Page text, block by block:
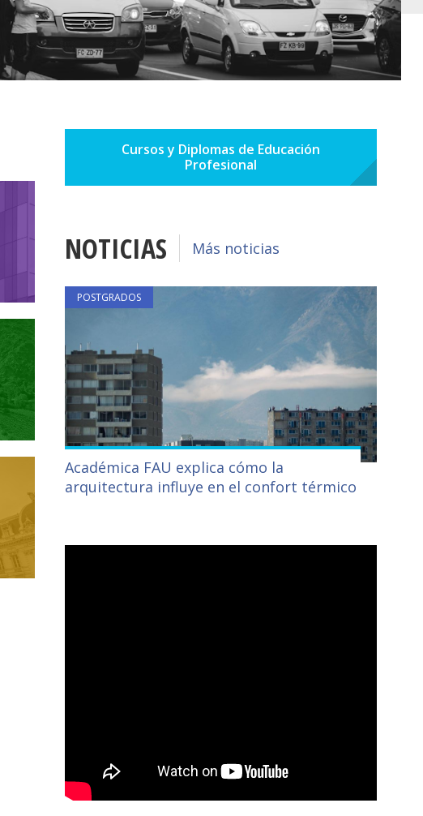
Cursos y Diplomas de Educación
Profesional
NOTICIAS Más noticias
POSTGRADOS
Académica FAU explica cómo la
arquitectura influye en el confort térmico